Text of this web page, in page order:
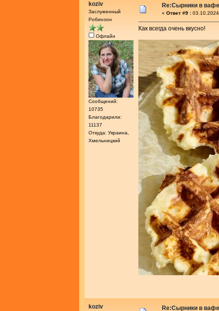
koziv
Заслуженный
Робинзон
Офлайн
Сообщений:
10735
Благодарили:
11137
Откуда: Украина,
Хмельницкий
Re:Сырники в
« Ответ #9 :
Как всегда очень вкусно!
koziv Re:Сырники в